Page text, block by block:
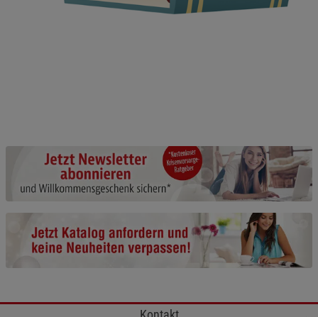
Beschreibung Notwendige Cookies
Cookie-Informationenanzeigen
Funktionale Cookies (1) Funktionale
Beschreibung Funktionale Cookies
anzeigen
Statistik Cookies (2) Statistik Cookies